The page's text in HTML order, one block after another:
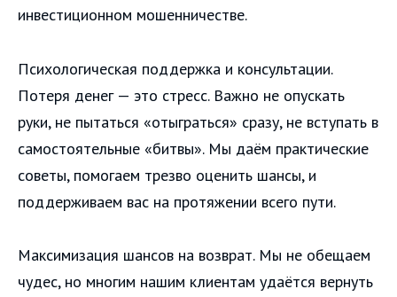
инвестиционном мошенничестве.
Психологическая поддержка и консультации.
Потеря денег — это стресс. Важно не опускать
руки, не пытаться «отыграться» сразу, не вступать в
самостоятельные «битвы». Мы даём практические
советы, помогаем трезво оценить шансы, и
поддерживаем вас на протяжении всего пути.
Максимизация шансов на возврат. Мы не обещаем
чудес, но многим нашим клиентам удаётся вернуть